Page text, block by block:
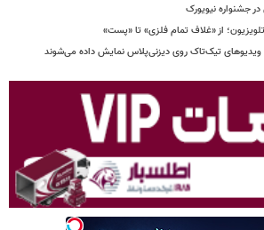
جشنواره نیویورک
از «غلاف تمام فلزی» تا «پست»
ویدیوهای تیک‌تاک روی دیزنی‌پلاس نمایش داده می‌شوند